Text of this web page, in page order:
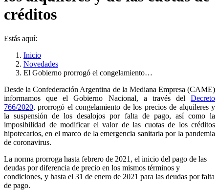
créditos
Estás aquí:
Inicio
Novedades
El Gobierno prorrogó el congelamiento…
Desde la Confederación Argentina de la Mediana Empresa (CAME)
informamos que el Gobierno Nacional, a través del Decreto
766/2020, prorrogó el congelamiento de los precios de alquileres y
la suspensión de los desalojos por falta de pago, así como la
imposibilidad de modificar el valor de las cuotas de los créditos
hipotecarios, en el marco de la emergencia sanitaria por la pandemia
de coronavirus.
La norma prorroga hasta febrero de 2021, el inicio del pago de las
deudas por diferencia de precio en los mismos términos y
condiciones, y hasta el 31 de enero de 2021 para las deudas por falta
de pago.